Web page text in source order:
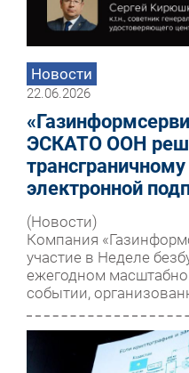
Новости
22.06.2026
ЭСКАТО ООН
электронной
(Новости)
Компания
участие в Неделе
ежегодном
событии,